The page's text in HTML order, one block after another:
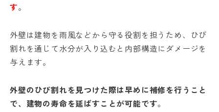
す。
外壁は建物を雨風などから守る役割を担うため、ひび
割れを通じて水分が入り込むと内部構造にダメージを
与えます。
外壁のひび割れを見つけた際は早めに補修を行うこと
で、建物の寿命を延ばすことが可能です。